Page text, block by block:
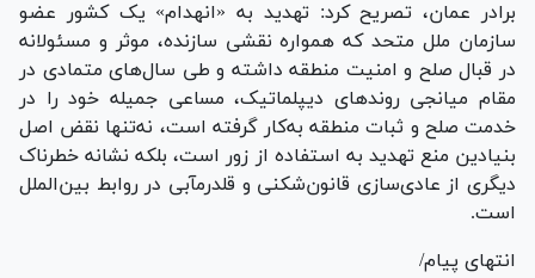
برادر عمان، تصریح کرد: تهدید به «انهدام» یک کشور عضو
سازمان ملل متحد که همواره نقشی سازنده، موثر و مسئولانه
در قبال صلح و امنیت منطقه داشته و طی سال‌های متمادی در
مقام میانجی روندهای دیپلماتیک، مساعی جمیله خود را در
خدمت صلح و ثبات منطقه به‌کار گرفته است، نه‌تنها نقض اصل
بنیادین منع تهدید به استفاده از زور است، بلکه نشانه خطرناک
دیگری از عادی‌سازی قانون‌شکنی و قلدرمآبی در روابط بین‌الملل
است.
انتهای پیام/